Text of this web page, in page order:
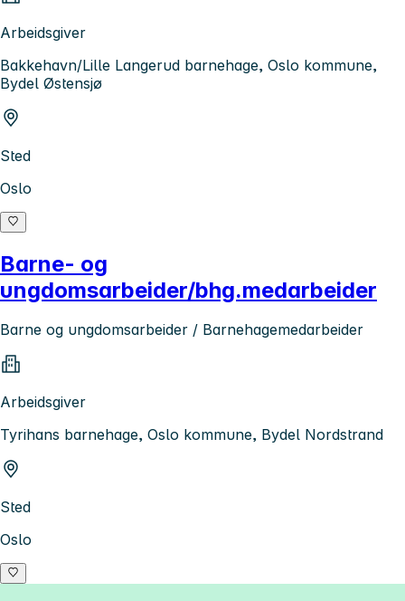
Arbeidsgiver
Bakkehavn/Lille Langerud barnehage, Oslo kommune,
Bydel Østensjø
Sted
Oslo
Barne- og
ungdomsarbeider/bhg.medarbeider
Barne og ungdomsarbeider / Barnehagemedarbeider
Arbeidsgiver
Tyrihans barnehage, Oslo kommune, Bydel Nordstrand
Sted
Oslo